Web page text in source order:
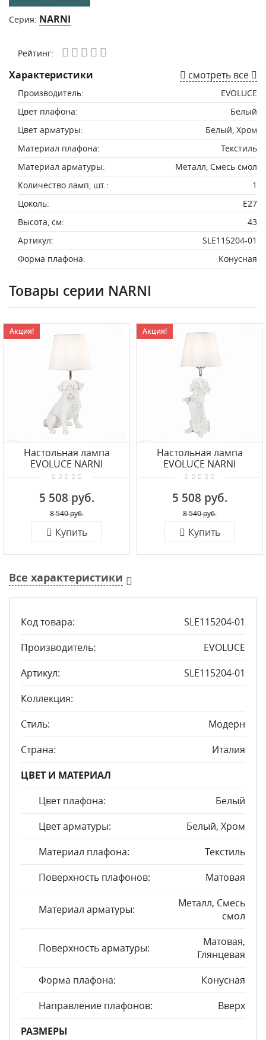
Серия: NARNI
Рейтинг:
Характеристики смотреть все
Производитель:
EVOLUCE
Цвет плафона:
Белый
Цвет арматуры:
Белый, Хром
Материал плафона:
Текстиль
Материал арматуры:
Металл, Смесь смол
Количество ламп, шт.:
1
Цоколь:
E27
Высота, см:
43
Артикул:
SLE115204-01
Форма плафона:
Конусная
Товары серии NARNI
Акция!
Настольная лампа
EVOLUCE NARNI
SLE115224-01
5 508 руб.
8 540 руб.
Купить
Акция!
Настольная лампа
EVOLUCE NARNI
SLE115214-01
5 508 руб.
8 540 руб.
Купить
Все характеристики
Код товара:
SLE115204-01
Производитель:
EVOLUCE
Артикул:
SLE115204-01
Коллекция:
Стиль:
Модерн
Страна:
Италия
ЦВЕТ И МАТЕРИАЛ
Цвет плафона:
Белый
Цвет арматуры:
Белый, Хром
Материал плафона:
Текстиль
Поверхность плафонов:
Матовая
Материал арматуры:
Металл, Смесь
смол
Поверхность арматуры:
Матовая,
Глянцевая
Форма плафона:
Конусная
Направление плафонов:
Вверх
РАЗМЕРЫ